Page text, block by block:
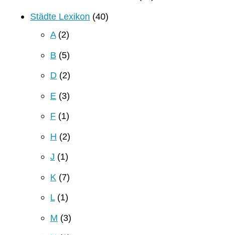
Städte Lexikon (40)
A(2)
B (5)
D (2)
E (3)
F (1)
H (2)
J (1)
K (7)
L(1)
M (3)